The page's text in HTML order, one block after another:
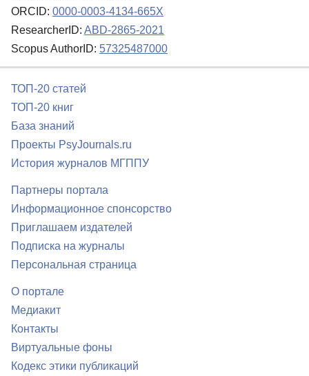
ORCID: 0000-0003-4134-665X
ResearcherID: ABD-2865-2021
Scopus AuthorID: 57325487000
ТОП-20 статей
ТОП-20 книг
База знаний
Проекты PsyJournals.ru
История журналов МГППУ
Партнеры портала
Информационное спонсорство
Приглашаем издателей
Подписка на журналы
Персональная страница
О портале
Медиакит
Контакты
Виртуальные фоны
Кодекс этики публикаций